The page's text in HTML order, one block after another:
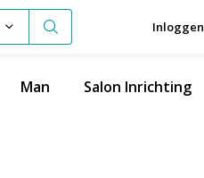
Inloggen
Man Salon Inrichting